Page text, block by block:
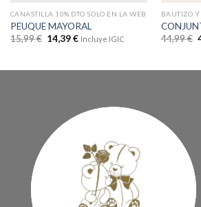
CANASTILLA 10% DTO SOLO EN LA WEB
PEUQUE MAYORAL
15,99€ 14,39€ Incluye IGIC
44,99€